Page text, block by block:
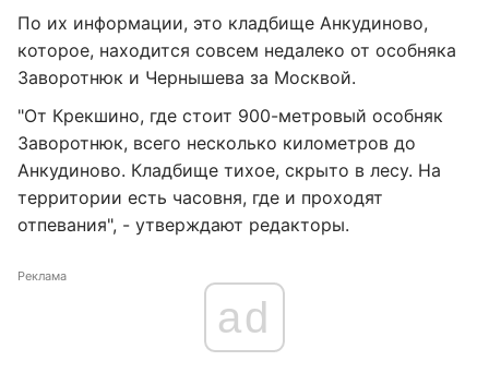
По их информации, это кладбище Анкудиново,
которое, находится совсем недалеко от особняка
Заворотнюк и Чернышева за Москвой.
"От Крекшино, где стоит 900-метровый особняк
Заворотнюк, всего несколько километров до
Анкудиново. Кладбище тихое, скрыто в лесу. На
территории есть часовня, где и проходят
отпевания", - утверждают редакторы.
Реклама
ad